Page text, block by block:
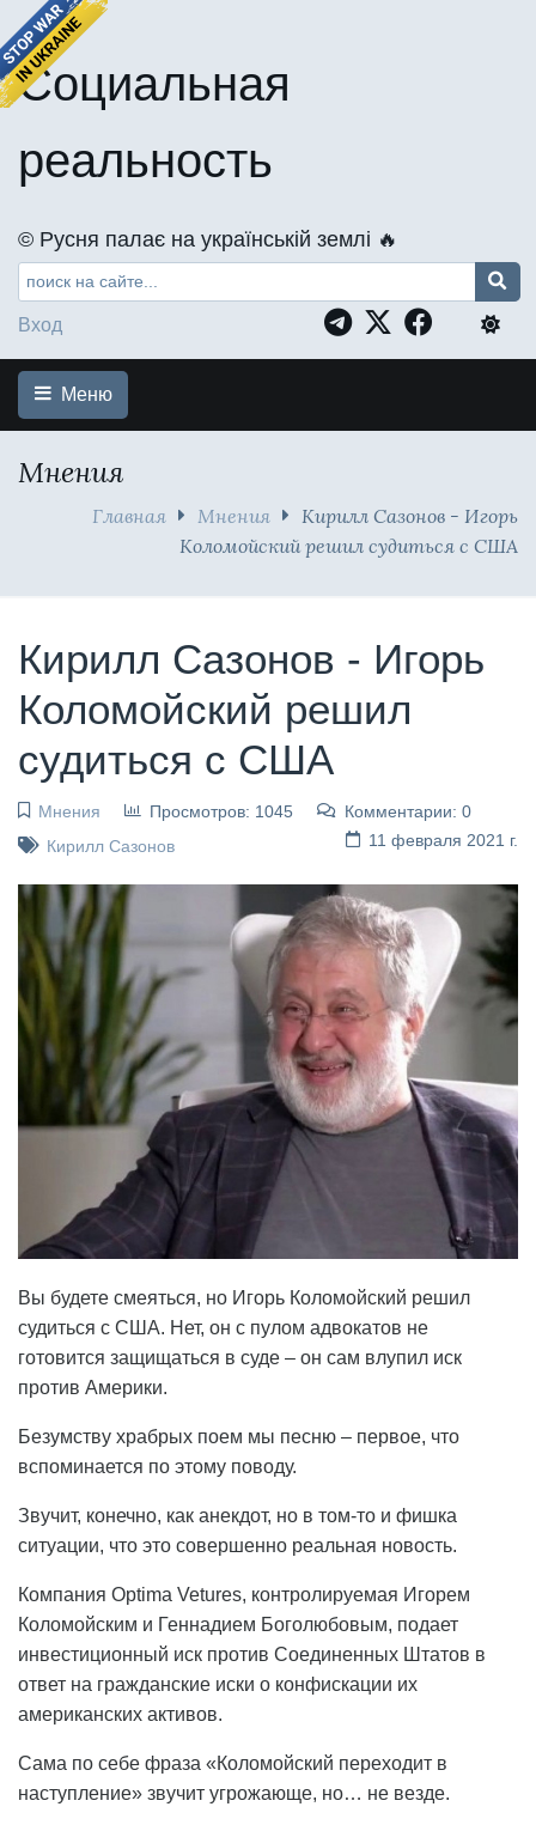
Социальная
реальность
©️ Русня палає на українській землі 🔥
Вход
Меню
Мнения
Главная Мнения
Кирилл Сазонов - Игорь
Коломойский решил судиться с США
Кирилл Сазонов - Игорь
Коломойский решил
судиться с США
Мнения Просмотров: 1045
Комментарии: 0
11 февраля 2021 г.
Кирилл Сазонов
Вы будете смеяться, но Игорь Коломойский решил
судиться с США. Нет, он с пулом адвокатов не
готовится защищаться в суде – он сам влупил иск
против Америки.
Безумству храбрых поем мы песню – первое, что
вспоминается по этому поводу.
Звучит, конечно, как анекдот, но в том-то и фишка
ситуации, что это совершенно реальная новость.
Компания Optima Vetures, контролируемая Игорем
Коломойским и Геннадием Боголюбовым, подает
инвестиционный иск против Соединенных Штатов в
ответ на гражданские иски о конфискации их
американских активов.
Сама по себе фраза «Коломойский переходит в
наступление» звучит угрожающе, но… не везде.